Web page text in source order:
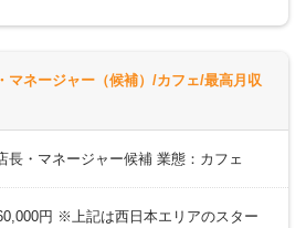
マネージャー（候補）/カフェ/最高月収
長・マネージャー候補 業態：カフェ
円 ※上記は西日本エリアのスター